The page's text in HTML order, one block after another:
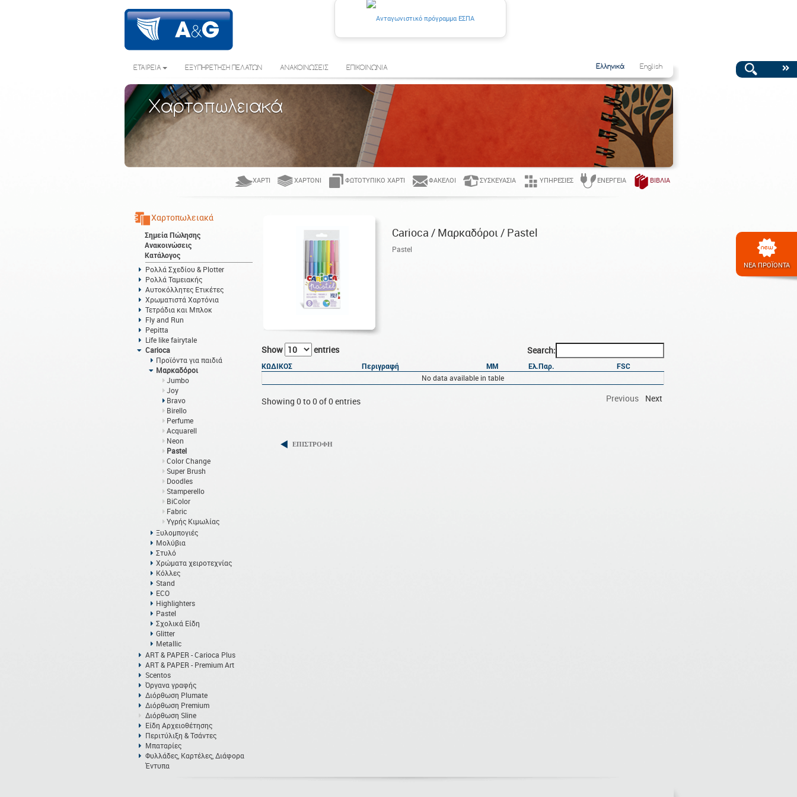
ΝΕΑ ΠΡΟΪΟΝΤΑ
ΕΤΑΙΡΕΙΑ ΕΞΥΠΗΡΕΤΗΣΗ ΠΕΛΑΤΩΝ ΑΝΑΚΟΙΝΩΣΕΙΣ ΕΠΙΚΟΙΝΩΝΙΑ Ελληνικά English
Χαρτοπωλειακά
ΧΑΡΤΊ ΧΑΡΤΌΝΙ ΦΩΤΟΤΥΠΙΚΌ ΧΑΡΤΊ ΦΆΚΕΛΟΙ ΣΥΣΚΕΥΑΣΊΑ ΥΠΗΡΕΣΊΕΣ ΕΝΈΡΓΕΙΑ ΒΙΒΛΊΑ
Χαρτοπωλειακά
Σημεία Πώλησης
Ανακοινώσεις
Κατάλογος
Ρολλά Σχεδίου & Plotter
Ρολλά Ταμειακής
Αυτοκόλλητες Ετικέτες
Χρωματιστά Χαρτόνια
Τετράδια και Μπλοκ
Fly and Run
Pepitta
Life like fairytale
Carioca
Προϊόντα για παιδιά
Μαρκαδόροι
Jumbo
Joy
Bravo
Birello
Perfume
Acquarell
Neon
Pastel
Color Change
Super Brush
Doodles
Stamperello
BiColor
Fabric
Υγρής Κιμωλίας
Ξυλομπογιές
Μολύβια
Στυλό
Χρώματα χειροτεχνίας
Κόλλες
Stand
ECO
Highlighters
Pastel
Σχολικά Είδη
Glitter
Metallic
ART & PAPER - Carioca Plus
ART & PAPER - Premium Art
Scentos
Όργανα γραφής
Διόρθωση Plumate
Διόρθωση Premium
Διόρθωση Sline
Είδη Αρχειοθέτησης
Περιτύλιξη & Τσάντες
Μπαταρίες
Φυλλάδες, Καρτέλες, Διάφορα
Έντυπα
Carioca / Μαρκαδόροι / Pastel
Pastel
Show entries Search:
ΚΩΔΙΚΟΣ Περιγραφή ΜΜ Ελ.Παρ.
FSC
No data available in table
Showing 0 to 0 of 0 entries Previous Next
ΕΠΙΣΤΡΟΦΗ